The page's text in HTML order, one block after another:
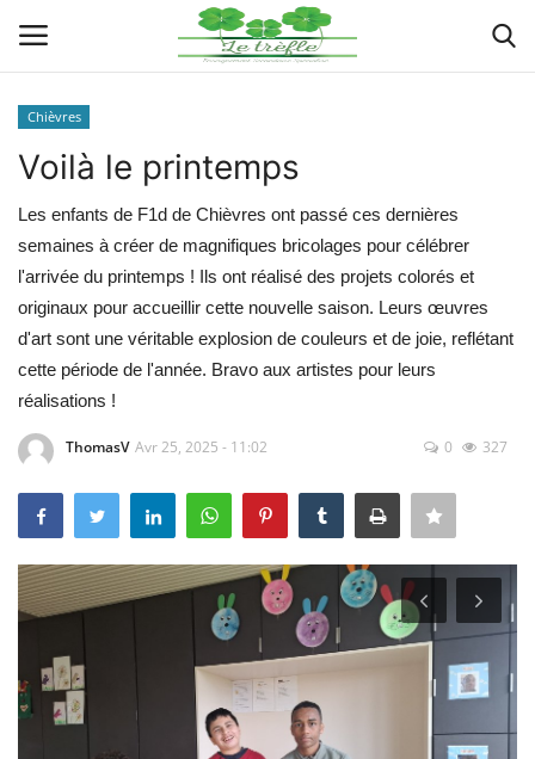
Actualités
Implantations
Organigramme
Galeries
Documents
Contacts
Chièvres
Voilà le printemps
Les enfants de F1d de Chièvres ont passé ces dernières
semaines à créer de magnifiques bricolages pour célébrer
l'arrivée du printemps ! Ils ont réalisé des projets colorés et
originaux pour accueillir cette nouvelle saison. Leurs œuvres
d'art sont une véritable explosion de couleurs et de joie, reflétant
cette période de l'année. Bravo aux artistes pour leurs
réalisations !
ThomasV Avr 25, 2025 - 11:02 0 327